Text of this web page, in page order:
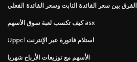
الفرق بين سعر الفائدة الثابت وسعر الفائدة الفعلي
كيف تكسب لعبة سوق الأسهم asx
Uppcl استلام فاتورة عبر الإنترنت
الأسهم مع توزيعات الأرباح شهريا